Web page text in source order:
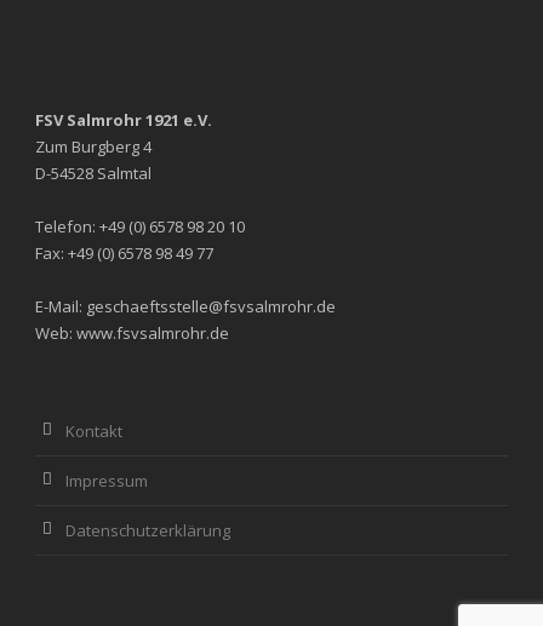
FSV Salmrohr 1921 e.V.
Zum Burgberg 4
D-54528 Salmtal
Telefon: +49 (0) 6578 98 20 10
Fax: +49 (0) 6578 98 49 77
E-Mail: geschaeftsstelle@fsvsalmrohr.de
Web: www.fsvsalmrohr.de
Kontakt
Impressum
Datenschutzerklärung